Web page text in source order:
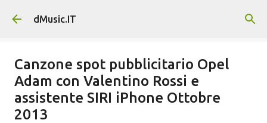
Passa ai contenuti principali
dMusic.IT
Canzone spot pubblicitario Opel
Adam con Valentino Rossi e
assistente SIRI iPhone Ottobre
2013